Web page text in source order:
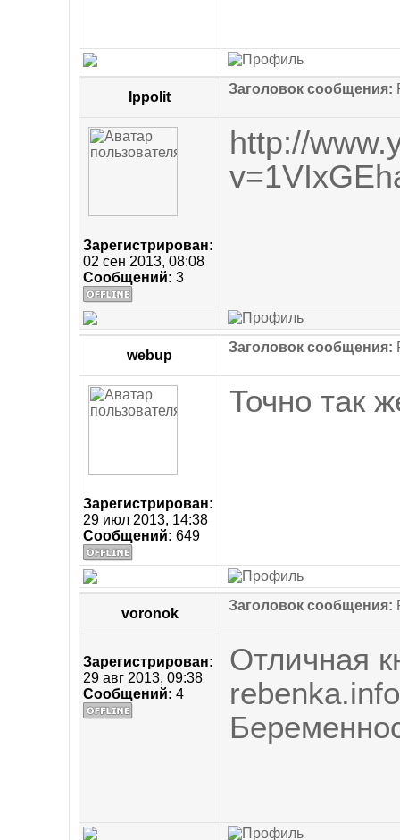
Ippolit
Заголовок сообщения:
Зарегистрирован:
02 сен 2013, 08:08
Сообщений: 3
http://
webup
Заголовок сообщения:
Зарегистрирован:
29 июл 2013, 14:38
Сообщений: 649
Точно так
voronok
Заголовок сообщения:
Зарегистрирован:
29 авг 2013, 09:38
Сообщений: 4
Отличная